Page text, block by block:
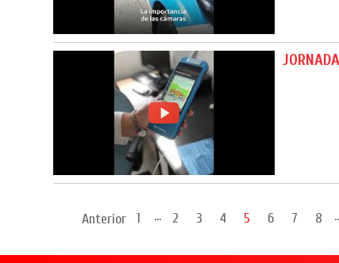
Anterior 1 ... 2 3 4 5 6 7 8